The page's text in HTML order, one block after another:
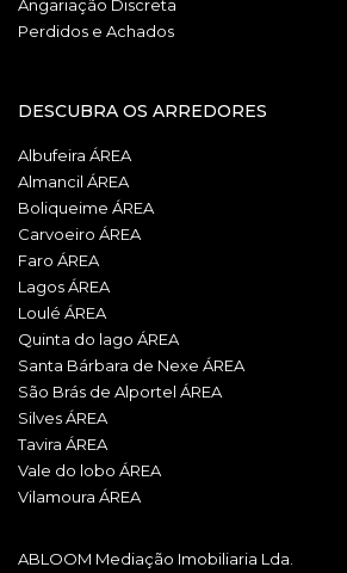
Angariação Discreta
Perdidos e Achados
DESCUBRA OS ARREDORES
Albufeira ÁREA
Almancil ÁREA
Boliqueime ÁREA
Carvoeiro ÁREA
Faro ÁREA
Lagos ÁREA
Loulé ÁREA
Quinta do lago ÁREA
Santa Bárbara de Nexe ÁREA
São Brás de Alportel ÁREA
Silves ÁREA
Tavira ÁREA
Vale do lobo ÁREA
Vilamoura ÁREA
ABLOOM Mediação Imobiliaria Lda.